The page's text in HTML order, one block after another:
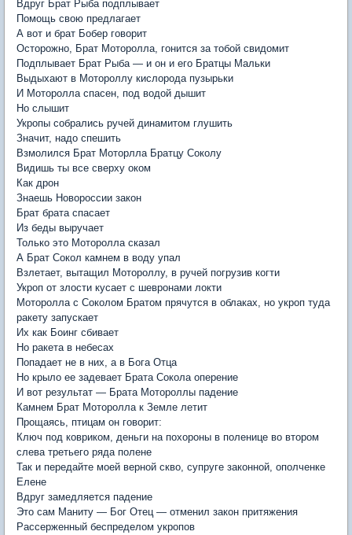
Вдруг Брат Рыба подплывает
Помощь свою предлагает
А вот и брат Бобер говорит
Осторожно, Брат Моторолла, гонится за тобой свидомит
Подплывает Брат Рыба — и он и его Братцы Мальки
Выдыхают в Мотороллу кислорода пузырьки
И Моторолла спасен, под водой дышит
Но слышит
Укропы собрались ручей динамитом глушить
Значит, надо спешить
Взмолился Брат Моторлла Братцу Соколу
Видишь ты все сверху оком
Как дрон
Знаешь Новороссии закон
Брат брата спасает
Из беды выручает
Только это Моторолла сказал
А Брат Сокол камнем в воду упал
Взлетает, вытащил Мотороллу, в ручей погрузив когти
Укроп от злости кусает с шевронами локти
Моторолла с Соколом Братом прячутся в облаках, но укроп туда
ракету запускает
Их как Боинг сбивает
Но ракета в небесах
Попадает не в них, а в Бога Отца
Но крыло ее задевает Брата Сокола оперение
И вот результат — Брата Мотороллы падение
Камнем Брат Моторолла к Земле летит
Прощаясь, птицам он говорит:
Ключ под ковриком, деньги на похороны в поленице во втором
слева третьего ряда полене
Так и передайте моей верной скво, супруге законной, ополченке
Елене
Вдруг замедляется падение
Это сам Маниту — Бог Отец — отменил закон притяжения
Рассерженный беспределом укропов